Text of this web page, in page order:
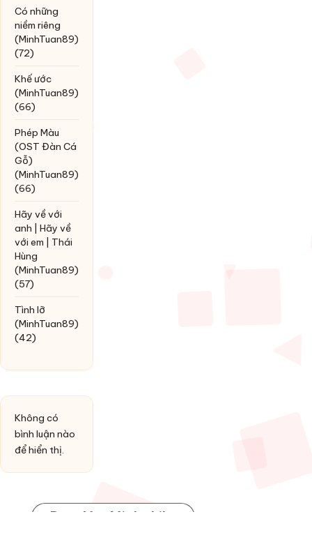
Có những
niềm riêng
(MinhTuan89)
(72)
Khế ước
(MinhTuan89)
(66)
Phép Màu
(OST Đàn Cá
Gỗ)
(MinhTuan89)
(66)
Hãy về với
anh | Hãy về
với em | Thái
Hùng
(MinhTuan89)
(57)
Tình lỡ
(MinhTuan89)
(42)
Không có
bình luận nào
để hiển thị.
Post You Might Like